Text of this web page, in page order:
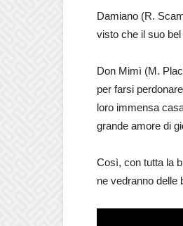
Damiano (R.
visto che il suo
Don Mimì (M.
per farsi
loro immensa
grande amore di
Così, con tutta la
ne vedranno delle